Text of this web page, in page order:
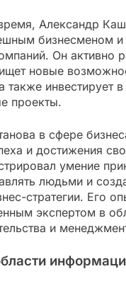
Александр
бизнесменом
Он активно
новые
также инвестирует в
проекты.
в сфере
и достижения
умение
людьми и
стратегии. Его
экспертом в
и